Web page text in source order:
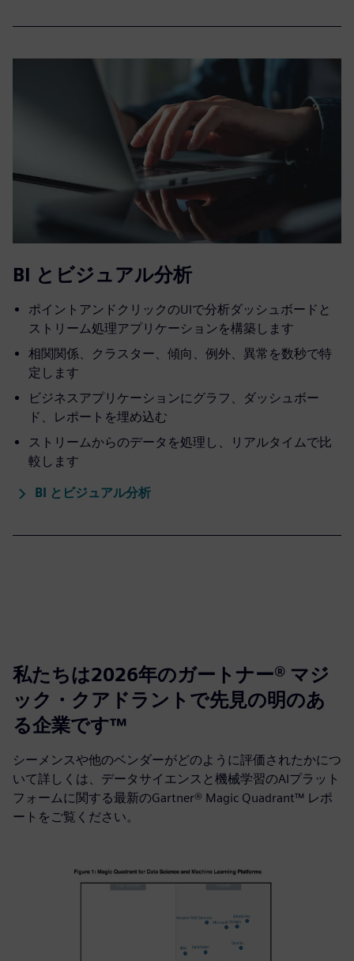
BI とビジュアル分析
ポイントアンドクリックのUIで分析ダッシュボードと
ストリーム処理アプリケーションを構築します
相関関係、クラスター、傾向、例外、異常を数秒で特
定します
ビジネスアプリケーションにグラフ、ダッシュボー
ド、レポートを埋め込む
ストリームからのデータを処理し、リアルタイムで比
較します
BI とビジュアル分析
私たちは2026年のガートナー® マジ
ック・クアドラントで先見の明のあ
る企業です™
シーメンスや他のベンダーがどのように評価されたかにつ
いて詳しくは、データサイエンスと機械学習のAIプラット
フォームに関する最新のGartner® Magic Quadrant™ レポ
ートをご覧ください。